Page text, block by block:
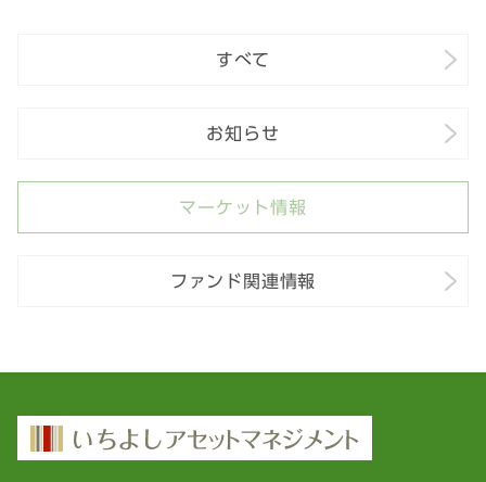
すべて
お知らせ
マーケット情報
ファンド関連情報